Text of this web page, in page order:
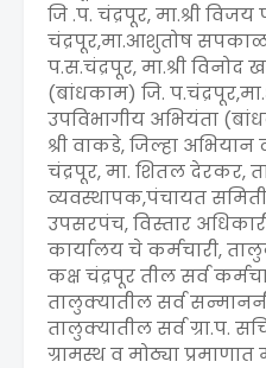
जि .प. चंद्रपूर, मा.श्री
चंद्रपूर,मा.आशुतोष
प.स.चंद्रपूर, मा.श्री विनोद
(बांधकाम) जि.
उपविभागीय अभियंता
श्री वाकडे, जिल्हा
चंद्रपूर, मा. शितल देरकर,
व्यवस्थापक,पंचायत समिती
उपसरपंच, विस्तार
कार्यालय चे कर्मचारी,
कक्ष चंद्रपूर तील सर्व
तालुक्यातील सर्व
तालुक्यातील सर्व ग्रा.प.
ग्रामस्थ व मोठ्या प्रमाणात